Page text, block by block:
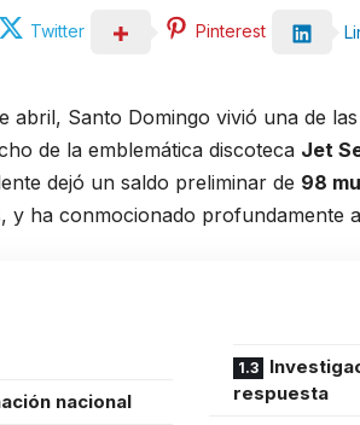
Twitter Pinterest
abril, Santo Domingo vivió una de
de la emblemática discoteca Jet
dejó un saldo preliminar de 98
y ha conmocionado profundamente
nacional
respuesta